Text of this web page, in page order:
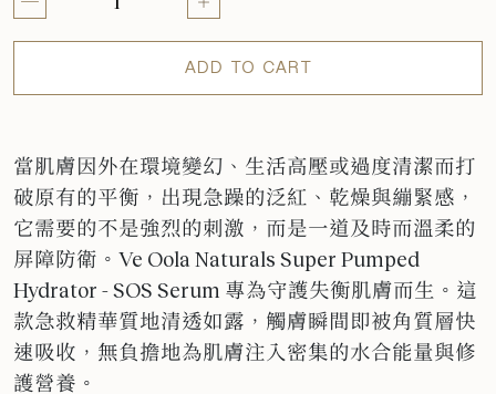
ADD TO CART
當肌膚因外在環境變幻、生活高壓或過度清潔而打
破原有的平衡，出現急躁的泛紅、乾燥與繃緊感，
它需要的不是強烈的刺激，而是一道及時而溫柔的
屏障防衛。Ve Oola Naturals Super Pumped
Hydrator - SOS Serum 專為守護失衡肌膚而生。這
款急救精華質地清透如露，觸膚瞬間即被角質層快
速吸收，無負擔地為肌膚注入密集的水合能量與修
護營養。